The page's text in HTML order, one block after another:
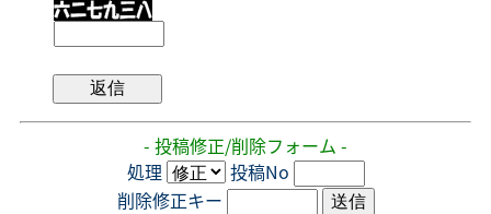
- 投稿修正/削除フォーム -
処理
投稿No
削除修正キー